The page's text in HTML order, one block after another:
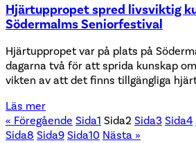
Hjärtuppropet spred livsviktig
Södermalms Seniorfestival
Hjärtuppropet var på plats på
dagarna två för att sprida kunskap
vikten av att det finns tillgängliga
Läs mer
« Föregående Sida1 Sida2 Sida3 Sida4
Sida8 Sida9 Sida10 Nästa »